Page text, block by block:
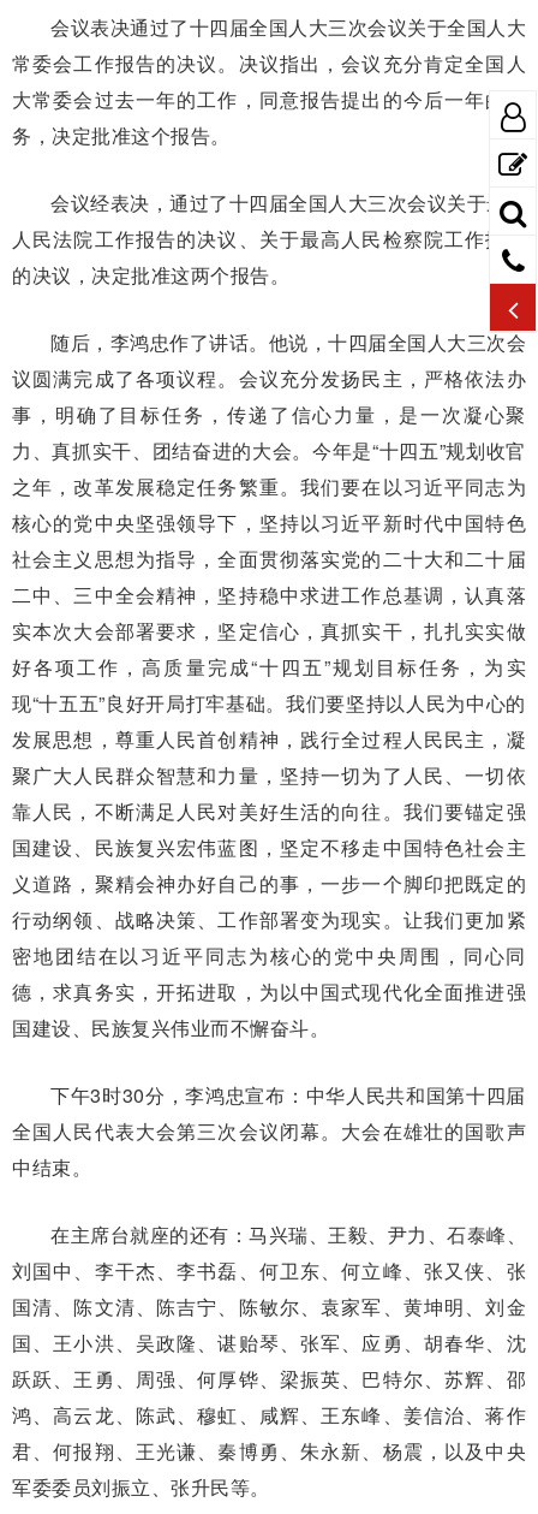
会议表决通过了十四届全国人大三次会议关于全国人大
常委会工作报告的决议。决议指出，会议充分肯定全国人
大常委会过去一年的工作，同意报告提出的今后一年的任
务，决定批准这个报告。
会议经表决，通过了十四届全国人大三次会议关于最高
人民法院工作报告的决议、关于最高人民检察院工作报告
的决议，决定批准这两个报告。
随后，李鸿忠作了讲话。他说，十四届全国人大三次会
议圆满完成了各项议程。会议充分发扬民主，严格依法办
事，明确了目标任务，传递了信心力量，是一次凝心聚
力、真抓实干、团结奋进的大会。今年是“十四五”规划收官
之年，改革发展稳定任务繁重。我们要在以习近平同志为
核心的党中央坚强领导下，坚持以习近平新时代中国特色
社会主义思想为指导，全面贯彻落实党的二十大和二十届
二中、三中全会精神，坚持稳中求进工作总基调，认真落
实本次大会部署要求，坚定信心，真抓实干，扎扎实实做
好各项工作，高质量完成“十四五”规划目标任务，为实
现“十五五”良好开局打牢基础。我们要坚持以人民为中心的
发展思想，尊重人民首创精神，践行全过程人民民主，凝
聚广大人民群众智慧和力量，坚持一切为了人民、一切依
靠人民，不断满足人民对美好生活的向往。我们要锚定强
国建设、民族复兴宏伟蓝图，坚定不移走中国特色社会主
义道路，聚精会神办好自己的事，一步一个脚印把既定的
行动纲领、战略决策、工作部署变为现实。让我们更加紧
密地团结在以习近平同志为核心的党中央周围，同心同
德，求真务实，开拓进取，为以中国式现代化全面推进强
国建设、民族复兴伟业而不懈奋斗。
下午3时30分，李鸿忠宣布：中华人民共和国第十四届
全国人民代表大会第三次会议闭幕。大会在雄壮的国歌声
中结束。
在主席台就座的还有：马兴瑞、王毅、尹力、石泰峰、
刘国中、李干杰、李书磊、何卫东、何立峰、张又侠、张
国清、陈文清、陈吉宁、陈敏尔、袁家军、黄坤明、刘金
国、王小洪、吴政隆、谌贻琴、张军、应勇、胡春华、沈
跃跃、王勇、周强、何厚铧、梁振英、巴特尔、苏辉、邵
鸿、高云龙、陈武、穆虹、咸辉、王东峰、姜信治、蒋作
君、何报翔、王光谦、秦博勇、朱永新、杨震，以及中央
军委委员刘振立、张升民等。